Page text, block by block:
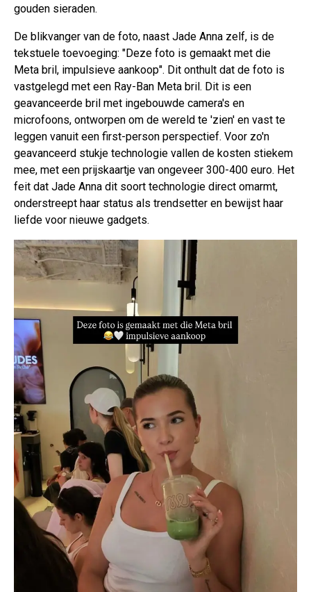
gouden sieraden.
De blikvanger van de foto, naast Jade Anna zelf, is de
tekstuele toevoeging: "Deze foto is gemaakt met die
Meta bril, impulsieve aankoop". Dit onthult dat de foto is
vastgelegd met een Ray-Ban Meta bril. Dit is een
geavanceerde bril met ingebouwde camera's en
microfoons, ontworpen om de wereld te 'zien' en vast te
leggen vanuit een first-person perspectief. Voor zo'n
geavanceerd stukje technologie vallen de kosten stiekem
mee, met een prijskaartje van ongeveer 300-400 euro. Het
feit dat Jade Anna dit soort technologie direct omarmt,
onderstreept haar status als trendsetter en bewijst haar
liefde voor nieuwe gadgets.